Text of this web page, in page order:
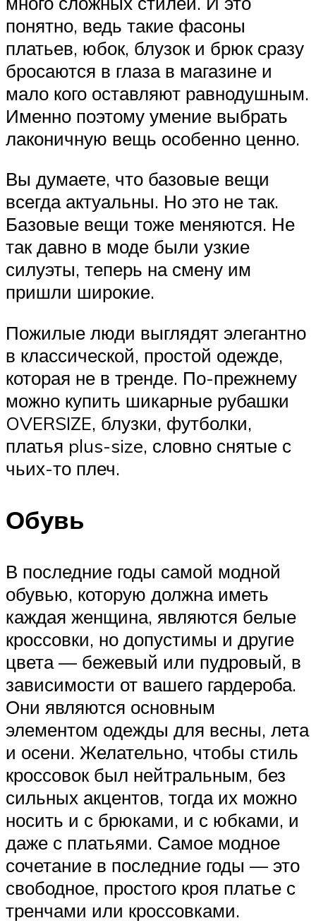
понятно, ведь такие фасоны
платьев, юбок, блузок и брюк сразу
бросаются в глаза в магазине и
мало кого оставляют равнодушным.
Именно поэтому умение выбрать
лаконичную вещь особенно ценно.
Вы думаете, что базовые вещи
всегда актуальны. Но это не так.
Базовые вещи тоже меняются. Не
так давно в моде были узкие
силуэты, теперь на смену им
пришли широкие.
Пожилые люди выглядят элегантно
в классической, простой одежде,
которая не в тренде. По-прежнему
можно купить шикарные рубашки
OVERSIZE, блузки, футболки,
платья plus-size, словно снятые с
чьих-то плеч.
Обувь
В последние годы самой модной
обувью, которую должна иметь
каждая женщина, являются белые
кроссовки, но допустимы и другие
цвета — бежевый или пудровый, в
зависимости от вашего гардероба.
Они являются основным
элементом одежды для весны, лета
и осени. Желательно, чтобы стиль
кроссовок был нейтральным, без
сильных акцентов, тогда их можно
носить и с брюками, и с юбками, и
даже с платьями. Самое модное
сочетание в последние годы — это
свободное, простого кроя платье с
тренчами или кроссовками.